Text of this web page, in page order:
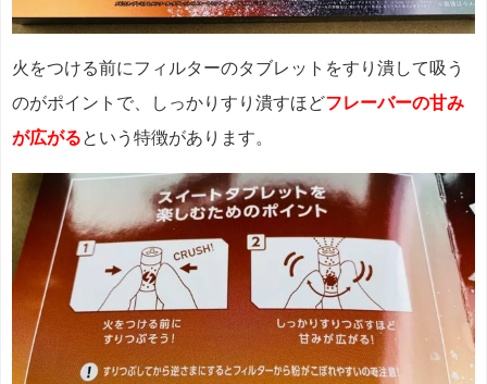
火をつける前にフィルターのタブレットをすり潰して吸う
のがポイントで、しっかりすり潰すほどフレーバーの甘み
が広がるという特徴があります。